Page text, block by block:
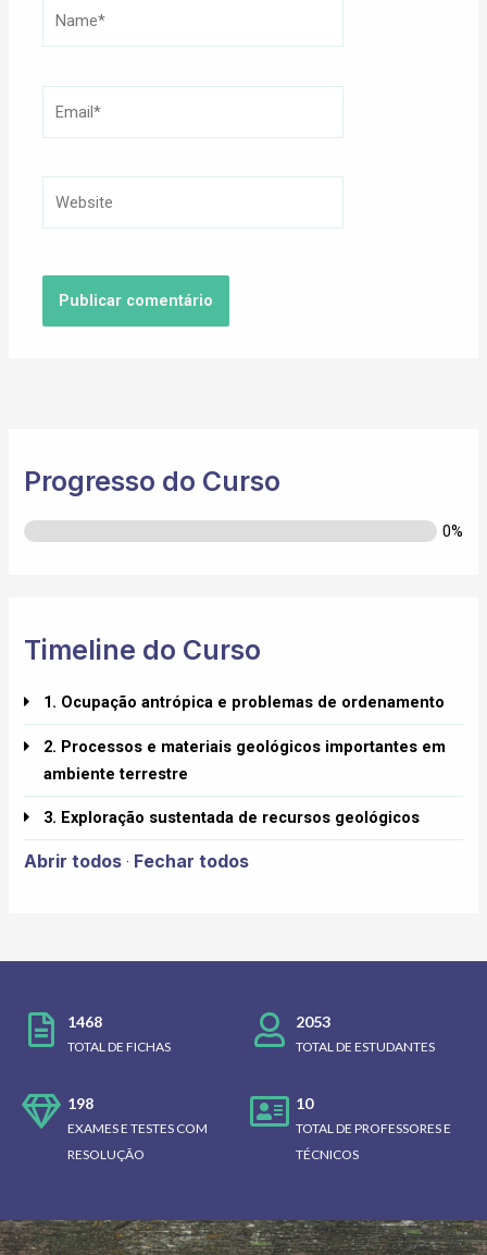
Progresso do Curso
0%
Timeline do Curso
1. Ocupação antrópica e problemas de ordenamento
2. Processos e materiais geológicos importantes em
ambiente terrestre
3. Exploração sustentada de recursos geológicos
Abrir todos · Fechar todos
1468
TOTAL DE FICHAS
2053
TOTAL DE ESTUDANTES
198
EXAMES E TESTES COM
RESOLUÇÃO
10
TOTAL DE PROFESSORES E
TÉCNICOS